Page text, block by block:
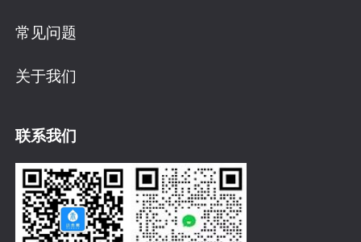
常见问题
关于我们
联系我们